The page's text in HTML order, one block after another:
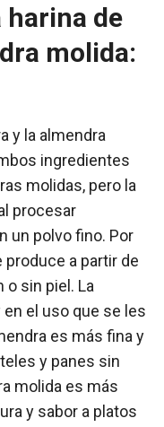
harina de
molida:
y la almendra
ingredientes
molidas, pero la
procesar
un polvo fino. Por
produce a partir de
sin piel. La
el uso que se les
es más fina y
y panes sin
molida es más
y sabor a platos